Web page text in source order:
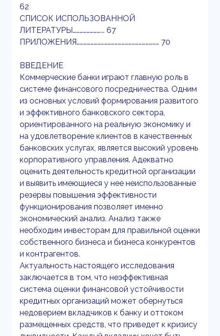
62
СПИСОК ИСПОЛЬЗОВАННОЙ
ЛИТЕРАТУРЫ……………………... 67
ПРИЛОЖЕНИЯ……………………………………………………………… 70
ВВЕДЕНИЕ
Коммерческие банки играют главную роль в
системе финансового посредничества. Одним
из основных условий формирования развитого
и эффективного банковского сектора,
ориентированного на реальную экономику и
на удовлетворение клиентов в качественных
банковских услугах, является высокий уровень
корпоративного управления. Адекватно
оценить деятельность кредитной организации
и выявить имеющиеся у нее неиспользованные
резервы повышения эффективности
функционирования позволяет именно
экономический анализ. Анализ также
необходим инвесторам для правильной оценки
собственного бизнеса и бизнеса конкурентов
и контрагентов.
Актуальность настоящего исследования
заключается в том, что неэффективная
система оценки финансовой устойчивости
кредитных организаций может обернуться
недоверием вкладчиков к банку и оттоком
размещенных средств, что приведет к кризису